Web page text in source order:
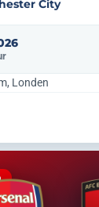
City
Londen